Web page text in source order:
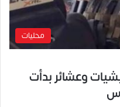
محليات
وعشائر بدأت